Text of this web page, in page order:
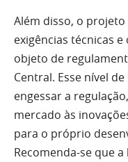
Além disso, o
exigências técnicas
objeto de
Central. Esse nível
engessar a
mercado às
para o próprio
Recomenda-se que